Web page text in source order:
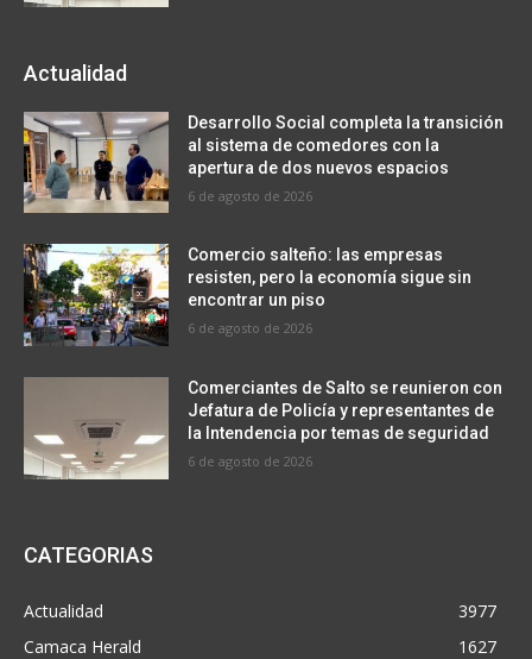
Actualidad
Desarrollo Social completa la transición
al sistema de comedores con la
apertura de dos nuevos espacios
6 de agosto de 2026
Comercio salteño: las empresas
resisten, pero la economía sigue sin
encontrar un piso
6 de agosto de 2026
Comerciantes de Salto se reunieron con
Jefatura de Policía y representantes de
la Intendencia por temas de seguridad
6 de agosto de 2026
CATEGORIAS
Actualidad
3977
Camaca Herald
1627